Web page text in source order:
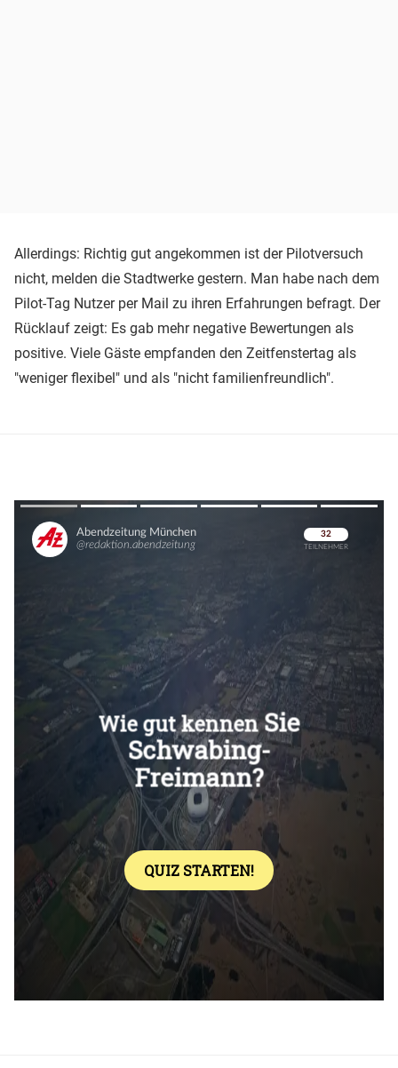
Allerdings: Richtig gut angekommen ist der Pilotversuch
nicht, melden die Stadtwerke gestern. Man habe nach dem
Pilot-Tag Nutzer per Mail zu ihren Erfahrungen befragt. Der
Rücklauf zeigt: Es gab mehr negative Bewertungen als
positive. Viele Gäste empfanden den Zeitfenstertag als
"weniger flexibel" und als "nicht familienfreundlich".
Überspringen
Überspringen